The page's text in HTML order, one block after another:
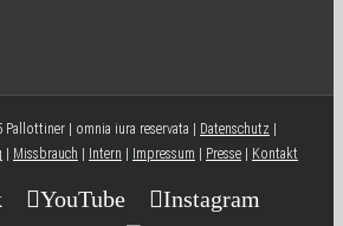
| omnia iura reservata | Datenschutz
Missbrauch Intern Impressum Presse Kontakt
YouTube
Instagram